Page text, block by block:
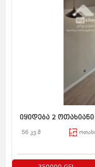
იყიდება 2
56 კვ.მ